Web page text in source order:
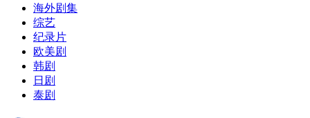
海外剧集
综艺
纪录片
欧美剧
韩剧
日剧
泰剧